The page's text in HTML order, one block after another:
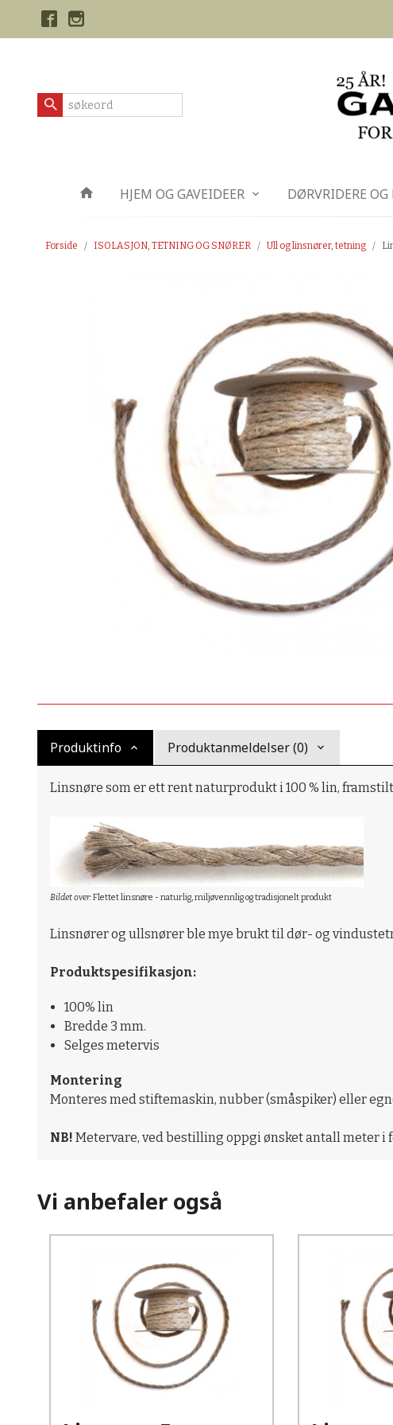
Produkter HJEM OG GAVEIDEER DØRVRIDERE
Forside ISOLASJON, TETNING OG SNØRER Ull og linsnører, tetning
Produktinfo Produktanmeldelser (0)
Linsnøre som er ett rent naturprodukt i 100 % lin,
Bildet over:Flettet linsnøre - naturlig, miljøvennlig og tradisjonelt produkt
Linsnører og ullsnører ble mye brukt til dør- og
Produktspesifikasjon:
100% lin
Bredde 3 mm.
Selges metervis
Montering
Monteres med stiftemaskin, nubber (småspiker) eller
NB! Metervare, ved bestilling oppgi ønsket antall meter
Vi anbefaler også
Kjøp
Les mer